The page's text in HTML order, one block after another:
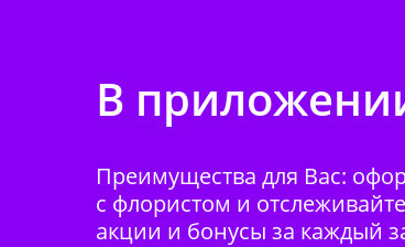
В
Преимущества для Вас:
с флористом и
акции и бонусы за каждый